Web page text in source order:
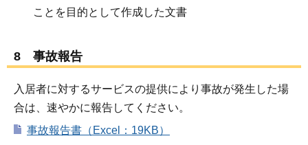
ことを目的として作成した文書
8 事故報告
入居者に対するサービスの提供により事故が発生した場
合は、速やかに報告してください。
事故報告書（Excel：19KB）